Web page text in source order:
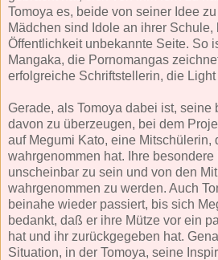
Tomoya es, beide von seiner Idee
Mädchen sind Idole an ihrer
Öffentlichkeit unbekannte Seite. So
Mangaka, die Pornomangas
erfolgreiche Schriftstellerin, die
Gerade, als Tomoya dabei ist, seine
davon zu überzeugen, bei dem
auf Megumi Kato, eine Mitschülerin,
wahrgenommen hat. Ihre
unscheinbar zu sein und von den
wahrgenommen zu werden. Auch
beinahe wieder passiert, bis sich
bedankt, daß er ihre Mütze vor ein
hat und ihr zurückgegeben hat.
Situation, in der Tomoya, seine